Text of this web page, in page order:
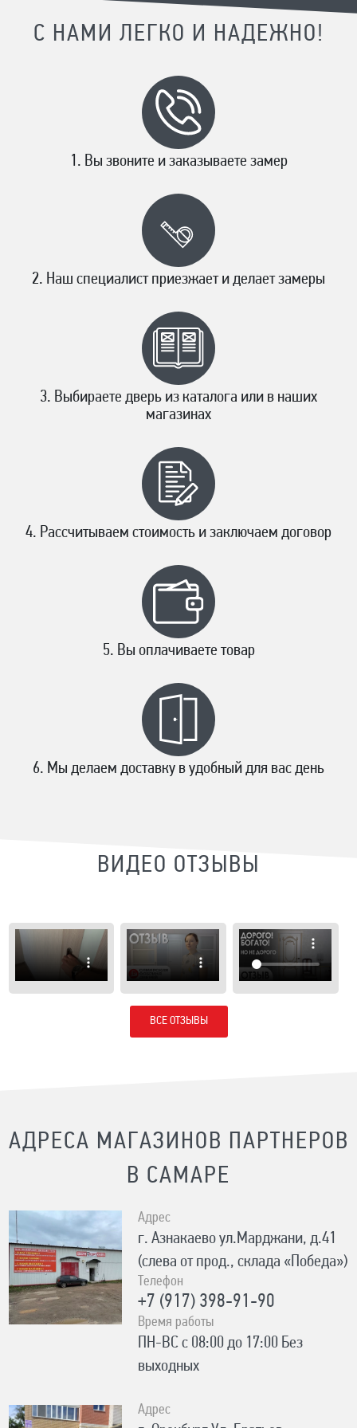
С НАМИ ЛЕГКО И НАДЕЖНО!
Вы звоните и заказываете замер
Наш специалист приезжает и делает замеры
Выбираете дверь из каталога или в наших
магазинах
Рассчитываем стоимость и заключаем договор
Вы оплачиваете товар
Мы делаем доставку в удобный для вас день
ВИДЕО ОТЗЫВЫ
ВСЕ ОТЗЫВЫ
АДРЕСА МАГАЗИНОВ ПАРТНЕРОВ
В САМАРЕ
Адрес
г. Азнакаево ул.Марджани, д.41
(слева от прод., склада «Победа»)
Телефон
+7 (917) 398-91-90
Время работы
ПН-ВС с 08:00 до 17:00 Без
выходных
Адрес